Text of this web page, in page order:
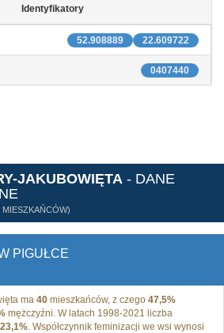
Identyfikatory
22.609722
52.908889
0407440
JAKUBOWIĘTA - DANE
PIGUŁCE
ma 40 mieszkańców, z czego 47,5%
mężczyźni. W latach 1998-2021 liczba
23,1%. Współczynnik feminizacji we wsi wynosi